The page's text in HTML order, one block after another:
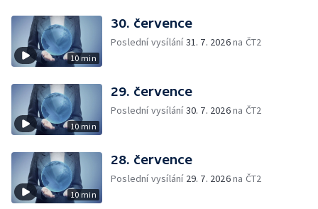
10 min
30. července
Poslední vysílání31. 7. 2026na ČT2
10 min
29. července
Poslední vysílání30. 7. 2026na ČT2
10 min
28. července
Poslední vysílání 29. 7. 2026na ČT2